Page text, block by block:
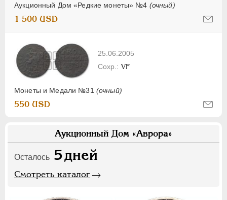
Аукционный Дом «Редкие монеты» №4 (очный)
1 500 USD
25.06.2005
Монеты и Медали №31 (очный)
VF
550 USD
Аукционный Дом «Аврора»
Осталось 5дней
Смотреть каталог